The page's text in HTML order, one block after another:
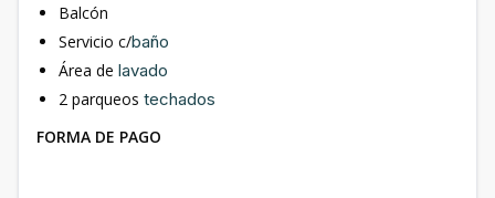
Balcón
Servicio c/baño
Área de lavado
2 parqueos techados
FORMA DE PAGO